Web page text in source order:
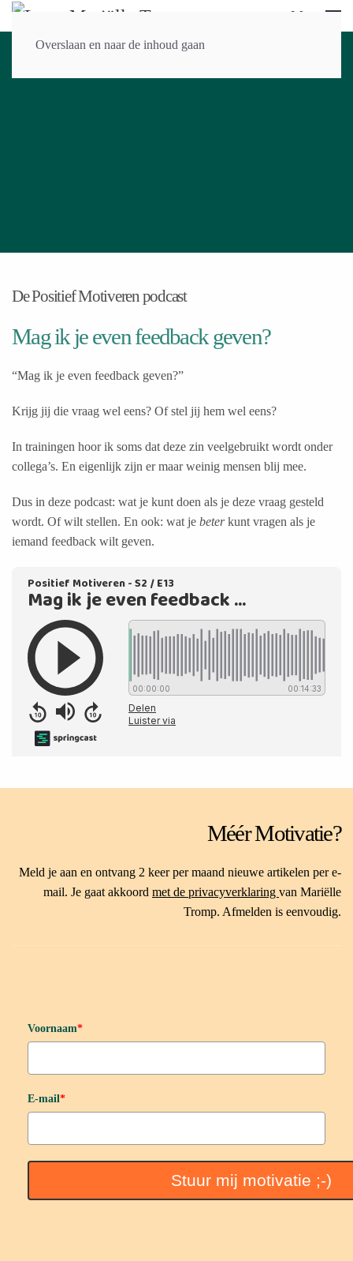
Overslaan en naar de inhoud gaan
Menu
De Positief Motiveren podcast
Mag ik je even feedback geven?
“Mag ik je even feedback geven?”
Krijg jij die vraag wel eens? Of stel jij hem wel eens?
In trainingen hoor ik soms dat deze zin veelgebruikt wordt onder
collega’s. En eigenlijk zijn er maar weinig mensen blij mee.
Dus in deze podcast: wat je kunt doen als je deze vraag gesteld
wordt. Of wilt stellen. En ook: wat je beterkunt vragen als je
iemand feedback wilt geven.
Méér Motivatie?
Meld je aan en ontvang 2 keer per maand nieuwe artikelen per e-
mail. Je gaat akkoord met de privacyverklaring van Mariëlle
Tromp. Afmelden is eenvoudig.
Voornaam*
E-mail*
Stuur mij motivatie ;-)